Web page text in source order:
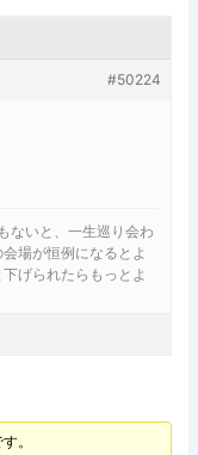
#50224
ないと、一生巡り会わ
場が恒例になるとよ
げられたらもっとよ
。